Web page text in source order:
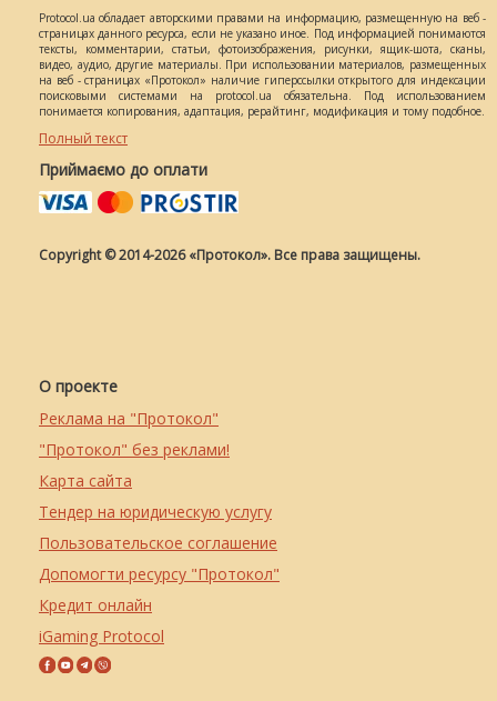
Protocol.ua обладает авторскими правами на информацию, размещенную на веб -
страницах данного ресурса, если не указано иное. Под информацией понимаются
тексты, комментарии, статьи, фотоизображения, рисунки, ящик-шота, сканы,
видео, аудио, другие материалы. При использовании материалов, размещенных
на веб - страницах «Протокол» наличие гиперссылки открытого для индексации
поисковыми системами на protocol.ua обязательна. Под использованием
понимается копирования, адаптация, рерайтинг, модификация и тому подобное.
Полный текст
Приймаємо до оплати
Copyright © 2014-2026 «Протокол». Все права защищены.
О проекте
Реклама на "Протокол"
"Протокол" без реклами!
Карта сайта
Тендер на юридическую услугу
Пользовательское соглашение
Допомогти ресурсу "Протокол"
Кредит онлайн
iGaming Protocol